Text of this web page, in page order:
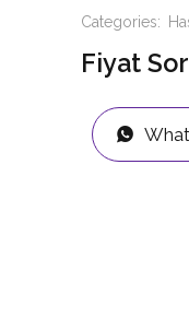
Categories:
Fiyat